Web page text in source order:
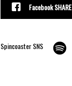
Facebook SHARE
Spincoaster SNS